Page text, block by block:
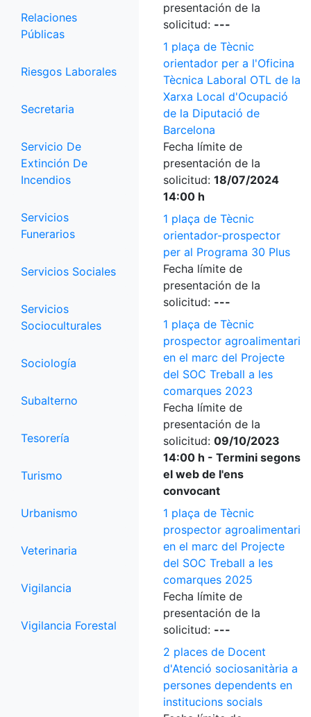
Relaciones
Públicas
Riesgos Laborales
Secretaria
Servicio De
Extinción De
Incendios
Servicios
Funerarios
Servicios Sociales
Servicios
Socioculturales
Sociología
Subalterno
Tesorería
Turismo
Urbanismo
Veterinaria
Vigilancia
Vigilancia Forestal
presentación de la
solicitud: ---
1 plaça de Tècnic
orientador per a l'Oficina
Tècnica Laboral OTL de la
Xarxa Local d'Ocupació
de la Diputació de
Barcelona
Fecha límite de
presentación de la
solicitud: 18/07/2024
14:00 h
1 plaça de Tècnic
orientador-prospector
per al Programa 30 Plus
Fecha límite de
presentación de la
solicitud: ---
1 plaça de Tècnic
prospector agroalimentari
en el marc del Projecte
del SOC Treball a les
comarques 2023
Fecha límite de
presentación de la
solicitud: 09/10/2023
14:00 h - Termini segons
el web de l'ens
convocant
1 plaça de Tècnic
prospector agroalimentari
en el marc del Projecte
del SOC Treball a les
comarques 2025
Fecha límite de
presentación de la
solicitud: ---
2 places de Docent
d'Atenció sociosanitària a
persones dependents en
institucions socials